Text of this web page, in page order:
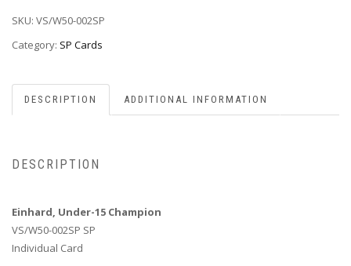
SKU: VS/W50-002SP
Category: SP Cards
DESCRIPTION ADDITIONAL INFORMATION
DESCRIPTION
Einhard, Under-15 Champion
VS/W50-002SP SP
Individual Card